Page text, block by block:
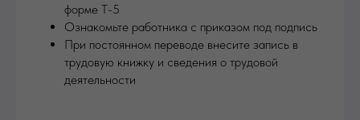
форме Т-5
Ознакомьте работника с приказом под подпись
При постоянном переводе внесите запись в
трудовую книжку и сведения о трудовой
деятельности